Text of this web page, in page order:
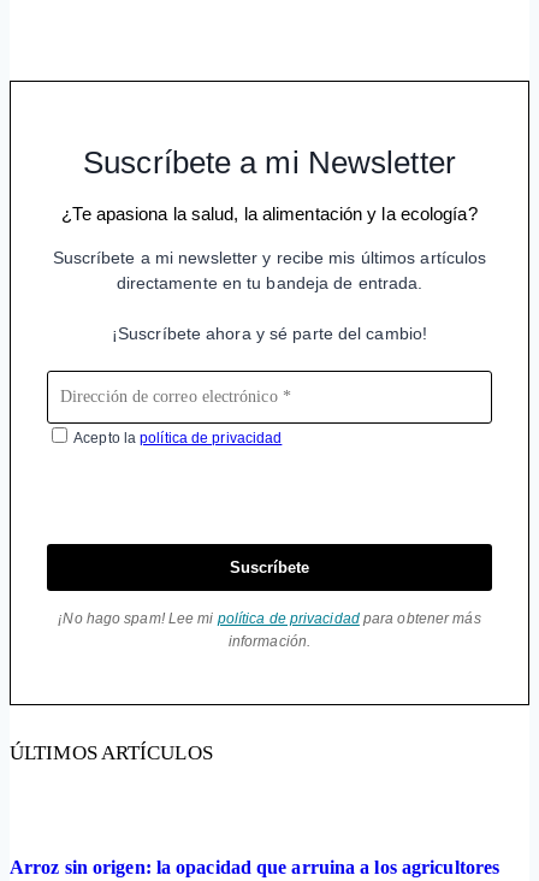
Suscríbete a mi Newsletter
¿Te apasiona la salud, la alimentación y la ecología?
Suscríbete a mi newsletter y recibe mis últimos artículos
directamente en tu bandeja de entrada.
¡Suscríbete ahora y sé parte del cambio!
Acepto lapolítica de privacidad
Suscríbete
¡No hago spam! Lee mi política de privacidadpara obtener más
información.
ÚLTIMOS ARTÍCULOS
Arroz sin origen: la opacidad que arruina a los agricultores